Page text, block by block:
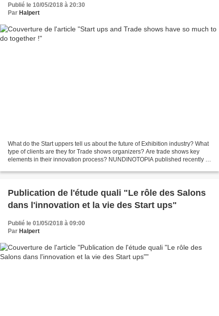
Publié le 10/05/2018 à 20:30
Par Halpert
What do the Start uppers tell us about the future of Exhibition industry? What
type of clients are they for Trade shows organizers? Are trade shows key
elements in their innovation process? NUNDINOTOPIA published recently a
Publication de l'étude quali "Le rôle des Salons
dans l'innovation et la vie des Start ups"
Publié le 01/05/2018 à 09:00
Par Halpert